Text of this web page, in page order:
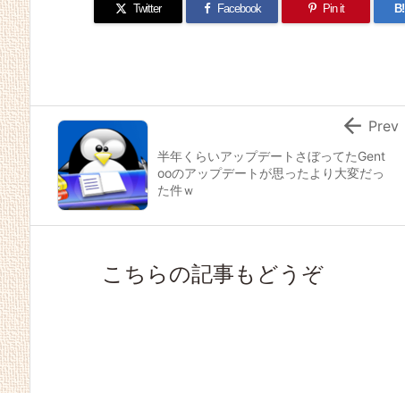
Twitter Facebook Pin it B!
半年くらいアップデートさぼってたGent
ooのアップデートが思ったより大変だっ
た件ｗ
 Prev
こちらの記事もどうぞ